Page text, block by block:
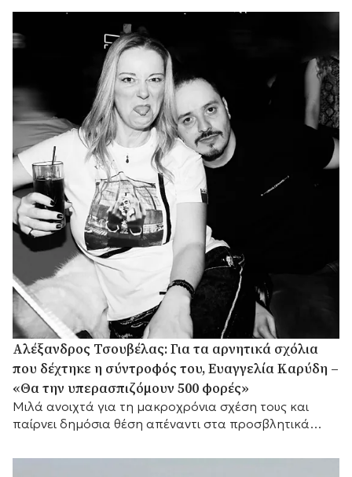
τρόπο τη σχέση του ζευγαριού
Αλέξανδρος Τσουβέλας: Για τα αρνητικά σχόλια
που δέχτηκε η σύντροφός του, Ευαγγελία Καρύδη –
«Θα την υπερασπιζόμουν 500 φορές»
Μιλά ανοιχτά για τη μακροχρόνια σχέση τους και
παίρνει δημόσια θέση απέναντι στα προσβλητικά